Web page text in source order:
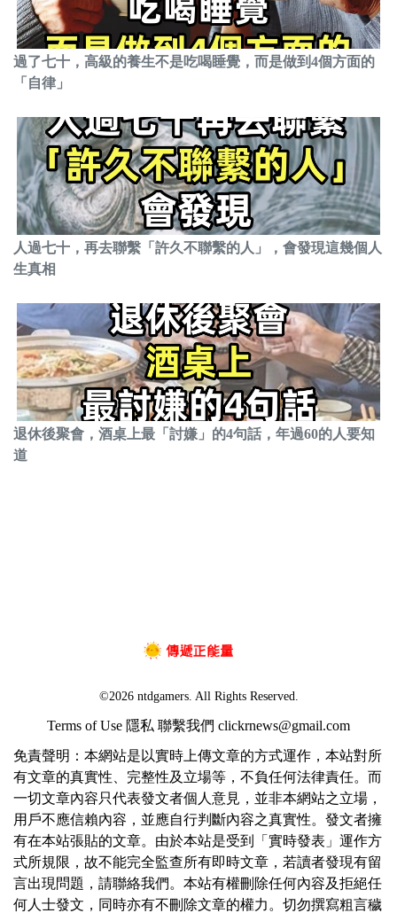
過了七十，高級的養生不是吃喝睡覺，而是做到4個方面的
「自律」
人過七十，再去聯繫「許久不聯繫的人」，會發現這幾個人
生真相
退休後聚會，酒桌上最「討嫌」的4句話，年過60的人要知
道
©2026 ntdgamers. All Rights Reserved.
Terms of Use 隱私 聯繫我們 clickrnews@gmail.com
免責聲明：本網站是以實時上傳文章的方式運作，本站對所
有文章的真實性、完整性及立場等，不負任何法律責任。而
一切文章內容只代表發文者個人意見，並非本網站之立場，
用戶不應信賴內容，並應自行判斷內容之真實性。發文者擁
有在本站張貼的文章。由於本站是受到「實時發表」運作方
式所規限，故不能完全監查所有即時文章，若讀者發現有留
言出現問題，請聯絡我們。本站有權刪除任何內容及拒絕任
何人士發文，同時亦有不刪除文章的權力。切勿撰寫粗言穢